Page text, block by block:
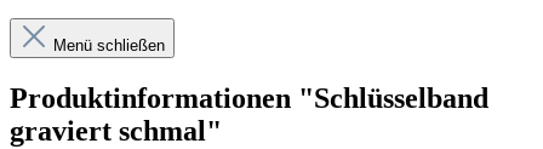
Menü schließen
Produktinformationen "Schlüsselband
graviert schmal"